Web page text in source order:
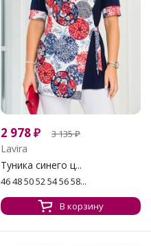
2 978₽ 3 135₽
Lavira
Туника синего ц...
46 48 50 52 54 56 58...
В корзину